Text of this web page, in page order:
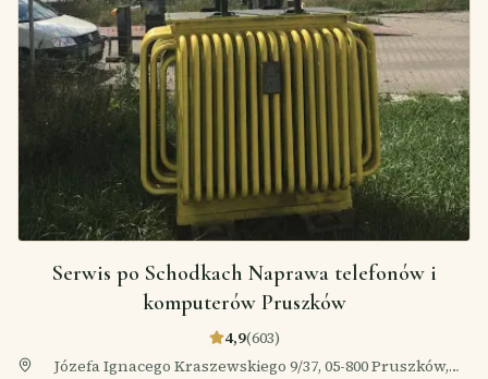
Serwis po Schodkach Naprawa telefonów i
komputerów Pruszków
4,9(603)
Józefa Ignacego Kraszewskiego 9/37, 05-800 Pruszków,